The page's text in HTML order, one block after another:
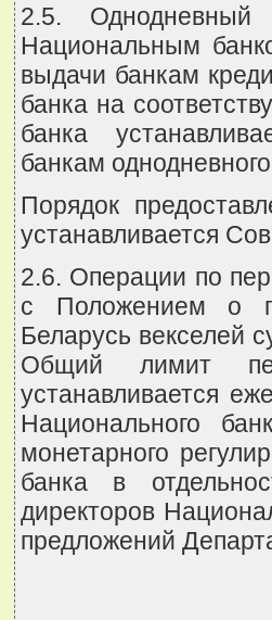
2.5. Однодневный
Национальным
выдачи банкам
банка на
банка
банкам
Порядок
устанавливается
2.6. Операции по
с Положением о
Беларусь векселей
Общий лимит
устанавливается
Национального
монетарного
банка в
директоров
предложений